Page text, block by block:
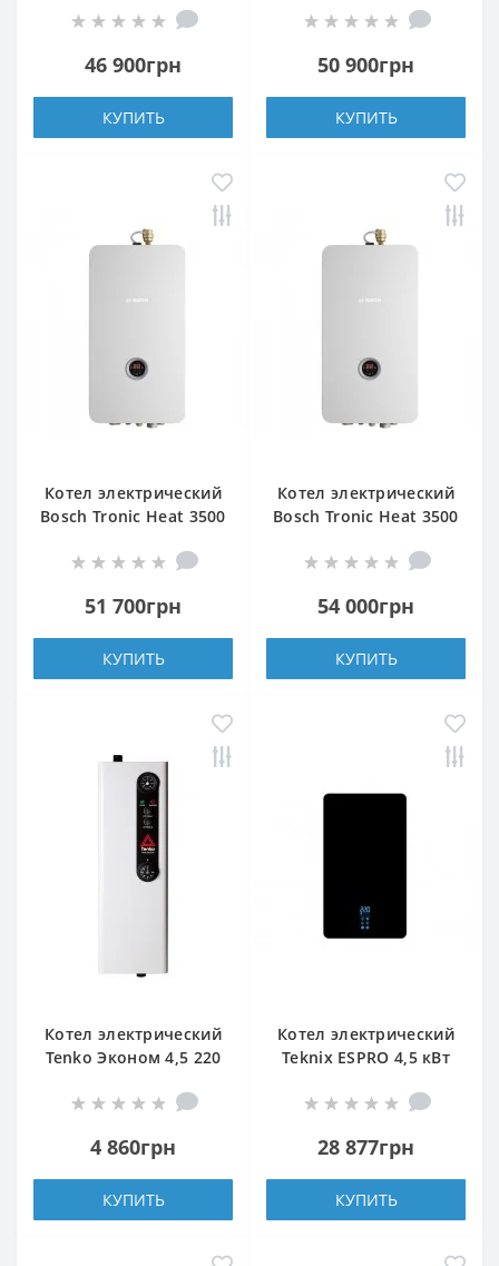
46 900грн
КУПИТЬ
50 900грн
КУПИТЬ
Котел электрический
Bosch Tronic Heat 3500
51 700грн
КУПИТЬ
Котел электрический
Bosch Tronic Heat 3500
54 000грн
КУПИТЬ
Котел электрический
Tenko Эконом 4,5 220
4 860грн
КУПИТЬ
Котел электрический
Teknix ESPRO 4,5 кВт
28 877грн
КУПИТЬ